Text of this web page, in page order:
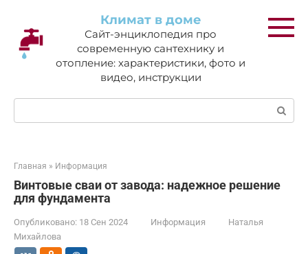
контенту
Климат в доме
Сайт-энциклопедия про
современную сантехнику и
отопление: характеристики, фото и
видео, инструкции
Поиск:
Главная » Информация
Винтовые сваи от завода: надежное решение
для фундамента
Опубликовано: 18 Сен 2024 Информация
Наталья
Михайлова